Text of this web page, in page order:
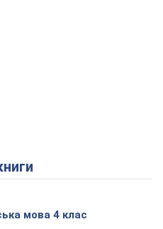
мова 4 клас